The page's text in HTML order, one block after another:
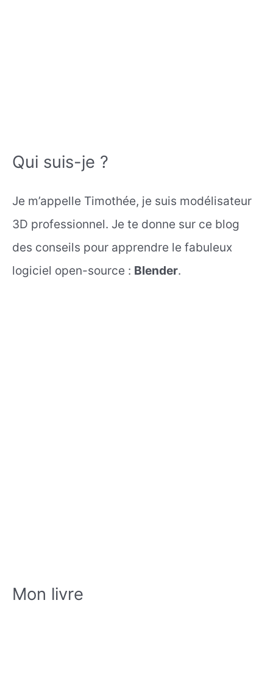
Qui suis-je ?
Je m’appelle Timothée, je suis modélisateur
3D professionnel. Je te donne sur ce blog
des conseils pour apprendre le fabuleux
logiciel open-source : Blender.
Mon livre